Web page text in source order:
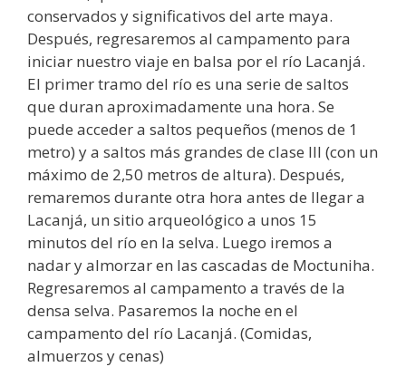
conservados y significativos del arte maya.
Después, regresaremos al campamento para
iniciar nuestro viaje en balsa por el río Lacanjá.
El primer tramo del río es una serie de saltos
que duran aproximadamente una hora. Se
puede acceder a saltos pequeños (menos de 1
metro) y a saltos más grandes de clase III (con un
máximo de 2,50 metros de altura). Después,
remaremos durante otra hora antes de llegar a
Lacanjá, un sitio arqueológico a unos 15
minutos del río en la selva. Luego iremos a
nadar y almorzar en las cascadas de Moctuniha.
Regresaremos al campamento a través de la
densa selva. Pasaremos la noche en el
campamento del río Lacanjá. (Comidas,
almuerzos y cenas)